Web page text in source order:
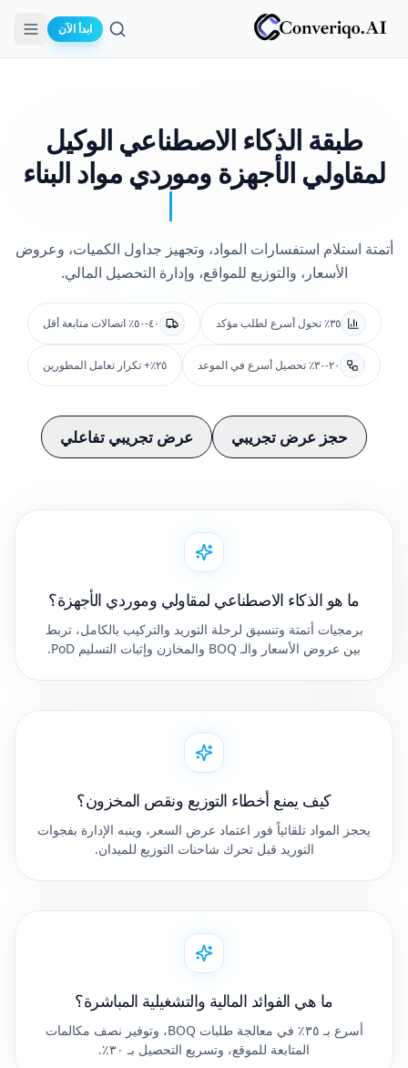
ابدأ الآن
طبقة الذكاء الاصطناعي الوكيل
لمقاولي الأجهزة وموردي مواد البناء
أتمتة استلام استفسارات المواد، وتجهيز جداول الكميات، وعروض
الأسعار، والتوزيع للمواقع، وإدارة التحصيل المالي.
٣٥٪ تحول أسرع لطلب مؤكد ٤٠-٥٠٪ اتصالات متابعة أقل
٢٠-٣٠٪ تحصيل أسرع في الموعد ٢٥٪+ تكرار تعامل المطورين
حجز عرض تجريبي عرض تجريبي تفاعلي
ما هو الذكاء الاصطناعي لمقاولي وموردي الأجهزة؟
برمجيات أتمتة وتنسيق لرحلة التوريد والتركيب بالكامل، تربط
بين عروض الأسعار والـ BOQ والمخازن وإثبات التسليم PoD.
كيف يمنع أخطاء التوزيع ونقص المخزون؟
يحجز المواد تلقائياً فور اعتماد عرض السعر، وينبه الإدارة بفجوات
التوريد قبل تحرك شاحنات التوزيع للميدان.
ما هي الفوائد المالية والتشغيلية المباشرة؟
أسرع بـ ٣٥٪ في معالجة طلبات BOQ، وتوفير نصف مكالمات
المتابعة للموقع، وتسريع التحصيل بـ ٣٠٪.